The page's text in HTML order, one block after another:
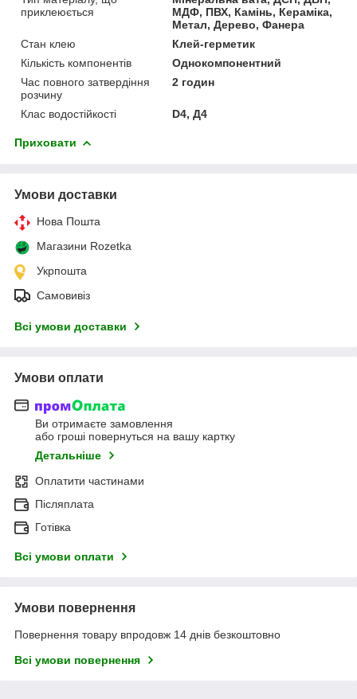
приклеюється
МДФ, ПВХ, Камінь, Кераміка,
Метал, Дерево, Фанера
Стан клею
Клей-герметик
Кількість компонентів
Однокомпонентний
Час повного затвердіння
розчину
2 годин
Клас водостійкості D4, Д4
Приховати
Умови доставки
Нова Пошта
Магазини Rozetka
Укрпошта
Самовивіз
Всі умови доставки
Умови оплати
Ви отримаєте замовлення
або гроші повернуться на вашу картку
Детальніше
Оплатити частинами
Післяплата
Готівка
Всі умови оплати
Умови повернення
Повернення товару впродовж 14 днів безкоштовно
Всі умови повернення